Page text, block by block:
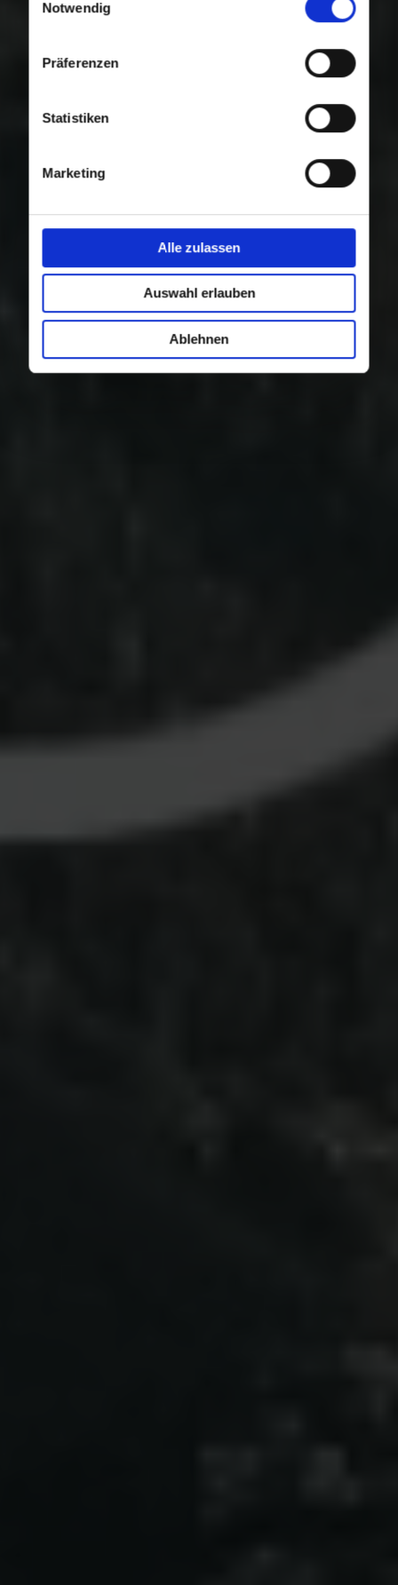
Nutzung der Dienste gesammelt haben.
Notwendig
Präferenzen
Statistiken
Marketing
Alle zulassen
Auswahl erlauben
Ablehnen